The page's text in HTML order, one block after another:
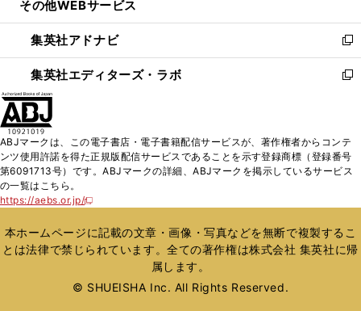
開
く
ウ
で
開
く
ン
ド
ウ
で
ウ
ィ
ン
ド
く
その他WEBサービス
集英社アドナビ
新
し
い
ド
ウ
で
集英社エディターズ・ラボ
新
ィ
ン
ド
開
く
ABJマークは、この電子書店・電子書籍配信サービスが、著作権者からコンテ
ンツ使用許諾を得た正規版配信サービスであることを示す登録商標（登録番号
第6091713号）です。ABJマークの詳細、ABJマークを掲示しているサービス
の一覧はこちら。
https://aebs.or.jp/
新
い
ウ
ィ
ウ
本ホームページに記載の文章・画像・写真などを無断で複製するこ
とは法律で禁じられています。全ての著作権は株式会社 集英社に帰
属します。
© SHUEISHA Inc. All Rights Reserved.